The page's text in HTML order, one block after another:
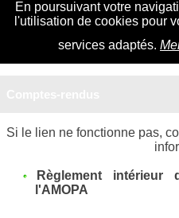
En poursuivant votre
l'utilisation de cookies pour
services adaptés.
Si le lien ne fonctionne pas,
Règlement
l'AMOPA